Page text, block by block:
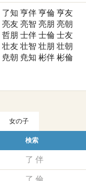
了知 亨伴 亨倫 亨友
亮友 亮智 亮朋 亮朝
哲朋 士伴 士倫 士友
壮友 壮智 壮朋 壮朝
尭朝 尭知 彬伴 彬倫
女の子
検索
了 伴
了 倫